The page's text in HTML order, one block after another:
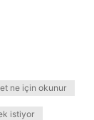
ne için okunur
istiyor